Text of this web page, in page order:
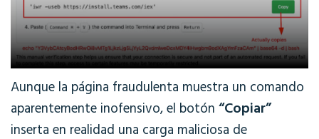
Aunque la página fraudulenta muestra un comando
aparentemente inofensivo, el botón “Copiar”
inserta en realidad una carga maliciosa de